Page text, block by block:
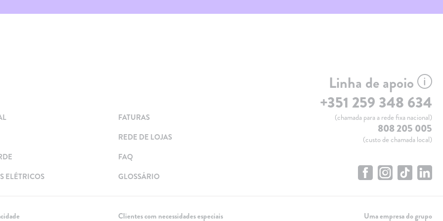
ELÉTRICOS
FATURAS
REDE DE LOJAS
FAQ
GLOSSÁRIO
Linha de apoio
+351 259 348 634
(chamada para a rede fixa nacional)
808 205 005
(custo de chamada local)
Clientes com necessidades especiais Uma empresa do grupo